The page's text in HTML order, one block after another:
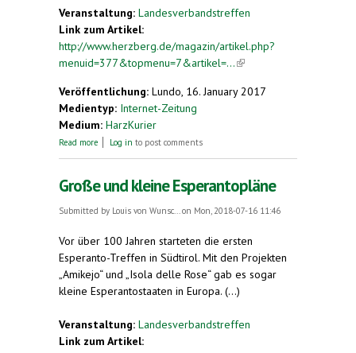
Veranstaltung: Landesverbandstreffen
Link zum Artikel:
http://www.herzberg.de/magazin/artikel.php?
menuid=377&topmenu=7&artikel=...(link is
Veröffentlichung: Lundo, 16. January 2017
Medientyp: Internet-Zeitung
Medium: HarzKurier
Read more about Michaela Stegmaier aus Herzberg ist neue
Log in to post comments
Große und kleine Esperantopläne
Submitted by Louis von Wunsc... on Mon, 2018-07-16 11:46
Vor über 100 Jahren starteten die ersten
Esperanto-Treffen in Südtirol. Mit den Projekten
„Amikejo“ und „Isola delle Rose“ gab es sogar
kleine Esperantostaaten in Europa. (...)
Veranstaltung: Landesverbandstreffen
Link zum Artikel: